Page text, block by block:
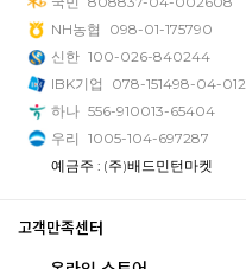
NH농협
098-01-175790
신한 100-026-840244
IBK기업
078-151498-04-012
하나 556-910013-65404
우리 1005-104-697287
예금주 : (주)배드민턴마켓
고객만족센터